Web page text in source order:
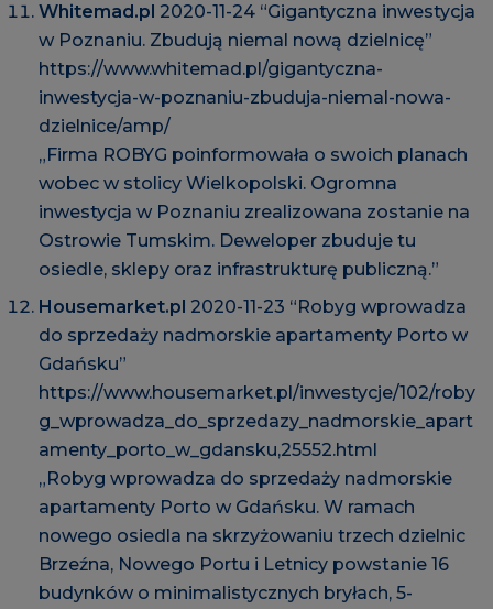
Whitemad.pl 2020-11-24 “Gigantyczna inwestycja
w Poznaniu. Zbudują niemal nową dzielnicę”
https://www.whitemad.pl/gigantyczna-
inwestycja-w-poznaniu-zbuduja-niemal-nowa-
dzielnice/amp/
„Firma ROBYG poinformowała o swoich planach
wobec w stolicy Wielkopolski. Ogromna
inwestycja w Poznaniu zrealizowana zostanie na
Ostrowie Tumskim. Deweloper zbuduje tu
osiedle, sklepy oraz infrastrukturę publiczną.”
Housemarket.pl 2020-11-23 “Robyg wprowadza
do sprzedaży nadmorskie apartamenty Porto w
Gdańsku”
https://www.housemarket.pl/inwestycje/102/roby
g_wprowadza_do_sprzedazy_nadmorskie_apart
amenty_porto_w_gdansku,25552.html
„Robyg wprowadza do sprzedaży nadmorskie
apartamenty Porto w Gdańsku. W ramach
nowego osiedla na skrzyżowaniu trzech dzielnic
Brzeźna, Nowego Portu i Letnicy powstanie 16
budynków o minimalistycznych bryłach, 5-